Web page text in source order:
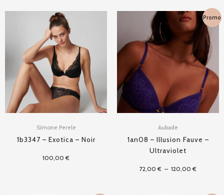
Simone Perele
1b3347 – Exotica – Noir
100,00€
Promo
Aubade
1an08 – Illusion Fauve –
Ultraviolet
72,00€ – 120,00€
Plage
de
prix :
72,00 €
120,00 €